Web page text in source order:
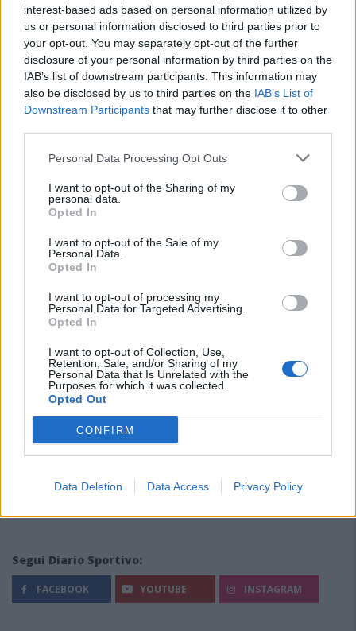
interest-based ads based on personal information utilized by
us or personal information disclosed to third parties prior to
your opt-out. You may separately opt-out of the further
disclosure of your personal information by third parties on the
IAB’s list of downstream participants. This information may
also be disclosed by us to third parties on the IAB’s List of
Downstream Participants that may further disclose it to other
Personal Data Processing Opt Outs
I want to opt-out of the Sharing of my
personal data.
Opted In
I want to opt-out of the Sale of my
Personal Data.
Opted In
I want to opt-out of processing my
Personal Data for Targeted Advertising.
Opted In
I want to opt-out of Collection, Use,
Retention, Sale, and/or Sharing of my
Personal Data that Is Unrelated with the
Purposes for which it was collected.
Opted Out
CONFIRM
Data Deletion Data Access Privacy Policy
ripescate
5 Ago 2026
Le 5 sarde ancora nel girone G con 8 squadre
laziali, 4 campane e la novità dei molisani del
Venafro
6 Ago 2026
Coppa Italia: gli accoppiamenti dei 16esimi di
finale con i derby a Cagliari, Sassari e
Macomer
5 Ago 2026
Ogliastra
5 Ago 2026
Segui Diario Sportivo:
FACEBOOK YOUTUBE INSTAGRAM